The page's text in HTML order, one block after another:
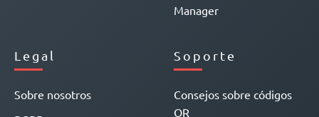
Manager
Legal
Sobre nosotros
Soporte
Consejos sobre códigos
QR